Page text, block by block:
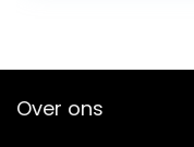
Over ons